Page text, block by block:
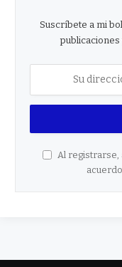
Suscríbete a mi
publicaciones
Al registrarse,